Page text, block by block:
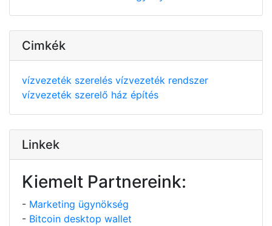
Cimkék
vízvezeték szerelés vízvezeték rendszer
vízvezeték szerelő ház építés
Linkek
Kiemelt Partnereink:
- Marketing ügynökség
- Bitcoin desktop wallet